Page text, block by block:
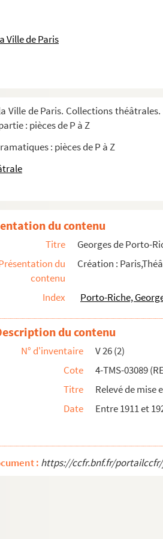
Ville de Paris
Ville de Paris. Collections
: pièces de P à Z
: pièces de P à Z
nocturne. 1924
en 3 actes. 1928
: comédie en 3 actes. 1890
en 5 actes. 1849
en 3 actes. Adaptation d'après "Spiel i...
1928
5 tableaux. 1936
copine. 1975
1915
en 3 actes. 1923
1853
en 3 actes. 1923
du contenu
Titre
Georges de Porto-
du
contenu
Création :
Index Porto-Riche,
du contenu
N° d'inventaire
V 26 (2)
Cote
4-TMS-03089
Titre
Relevé de mise
Date
Entre 1911 et
: https://ccfr.bnf.fr/portailccfr/